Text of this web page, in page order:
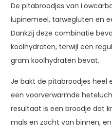
De pitabroodjes van
lupinemeel, tarwegluten en
Dankzij deze combinatie
koolhydraten, terwijl een
gram koolhydraten bevat.
Je bakt de pitabroodjes heel
een voorverwarmde
resultaat is een broodje dat
mals en zacht van binnen,